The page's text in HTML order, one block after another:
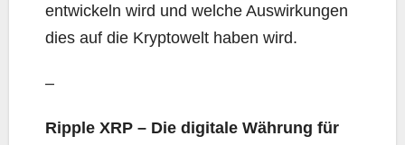
entwickeln wird und welche Auswirkungen
dies auf die Kryptowelt haben wird.
–
Ripple XRP – Die digitale Währung für